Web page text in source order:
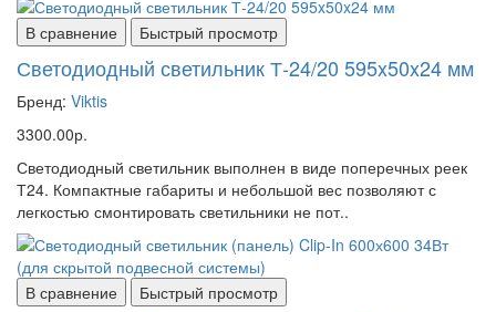
В сравнение Быстрый просмотр
Светодиодный светильник Т-24/20 595x50x24 мм
Бренд: Viktis
3300.00р.
Светодиодный светильник выполнен в виде поперечных реек
Т24. Компактные габариты и небольшой вес позволяют с
легкостью смонтировать светильники не пот..
В сравнение Быстрый просмотр